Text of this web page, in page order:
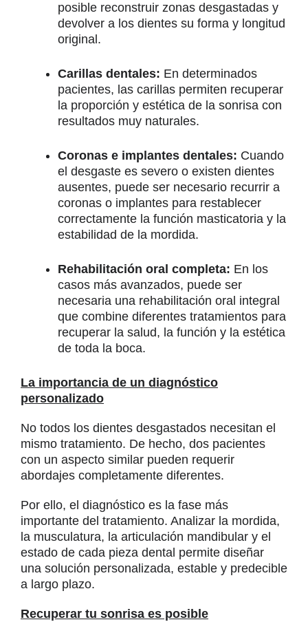
posible reconstruir zonas desgastadas y
devolver a los dientes su forma y longitud
original.
Carillas dentales: En determinados
pacientes, las carillas permiten recuperar
la proporción y estética de la sonrisa con
resultados muy naturales.
Coronas e implantes dentales: Cuando
el desgaste es severo o existen dientes
ausentes, puede ser necesario recurrir a
coronas o implantes para restablecer
correctamente la función masticatoria y la
estabilidad de la mordida.
Rehabilitación oral completa: En los
casos más avanzados, puede ser
necesaria una rehabilitación oral integral
que combine diferentes tratamientos para
recuperar la salud, la función y la estética
de toda la boca.
La importancia de un diagnóstico
personalizado
No todos los dientes desgastados necesitan el
mismo tratamiento. De hecho, dos pacientes
con un aspecto similar pueden requerir
abordajes completamente diferentes.
Por ello, el diagnóstico es la fase más
importante del tratamiento. Analizar la mordida,
la musculatura, la articulación mandibular y el
estado de cada pieza dental permite diseñar
una solución personalizada, estable y predecible
a largo plazo.
Recuperar tu sonrisa es posible